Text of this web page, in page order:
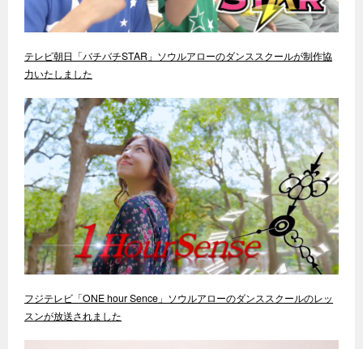
テレビ朝日「バチバチSTAR」ソウルアローのダンススクールが制作協
力いたしました
フジテレビ「ONE hour Sence」ソウルアローのダンススクールのレッ
スンが放送されました